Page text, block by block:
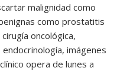
malignidad como
como prostatitis
oncológica,
imágenes
opera de lunes a